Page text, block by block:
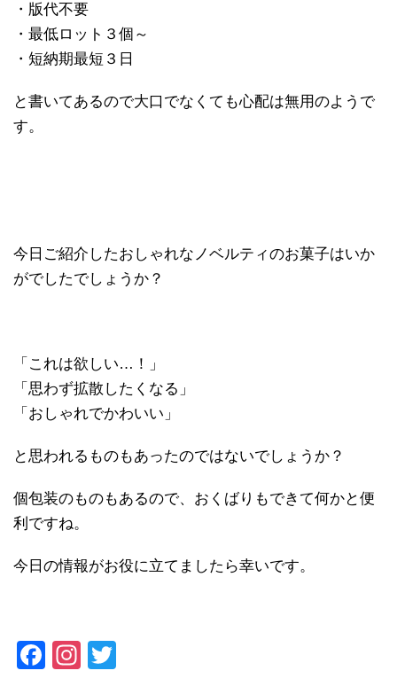
・版代不要
・最低ロット３個～
・短納期最短３日
と書いてあるので大口でなくても心配は無用のようで
す。
今日ご紹介したおしゃれなノベルティのお菓子はいか
がでしたでしょうか？
「これは欲しい…！」
「思わず拡散したくなる」
「おしゃれでかわいい」
と思われるものもあったのではないでしょうか？
個包装のものもあるので、おくばりもできて何かと便
利ですね。
今日の情報がお役に立てましたら幸いです。
F
In